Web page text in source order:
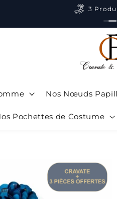
3
Nos Nœuds
Pochettes de Costume